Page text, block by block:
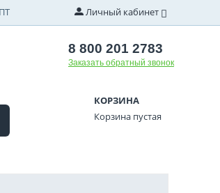
Личный кабинет
8 800 201 2783
Заказать обратный звонок
КОРЗИНА
Корзина пустая